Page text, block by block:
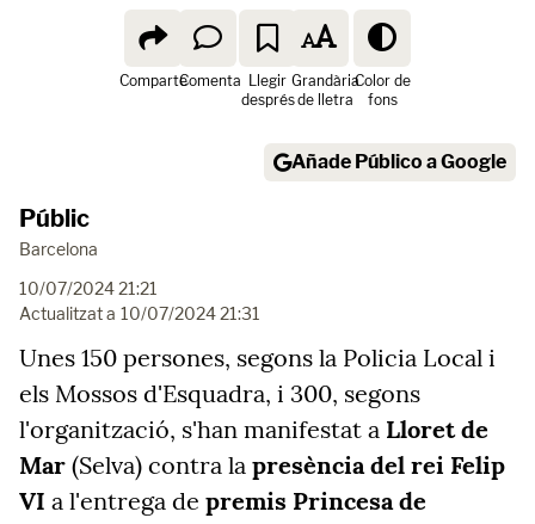
ComparteComenta Llegir
després
Grandària
de lletra
Color de
fons
Añade Público a Google
Públic
Barcelona
10/07/2024 21:21
Actualitzat a 10/07/2024 21:31
Unes 150 persones, segons la Policia Local i
els Mossos d'Esquadra, i 300, segons
l'organització, s'han manifestat a Lloret de
Mar (Selva) contra la presència del rei Felip
VI a l'entrega de premis Princesa de